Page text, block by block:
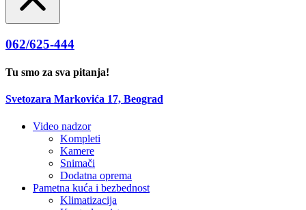
062/625-444
Tu smo za sva pitanja!
Svetozara Markovića 17, Beograd
Video nadzor
Kompleti
Kamere
Snimači
Dodatna oprema
Pametna kuća i bezbednost
Klimatizacija